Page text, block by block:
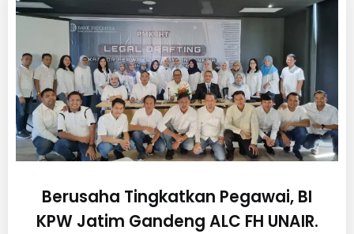
Berusaha Tingkatkan Pegawai, BI
KPW Jatim Gandeng ALC FH UNAIR.